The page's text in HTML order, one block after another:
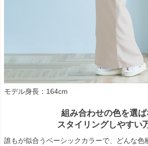
モデル身長：164cm
組み合わせの色を選
スタイリングしやすい
誰もが似合うベーシックカラーで、どんな色